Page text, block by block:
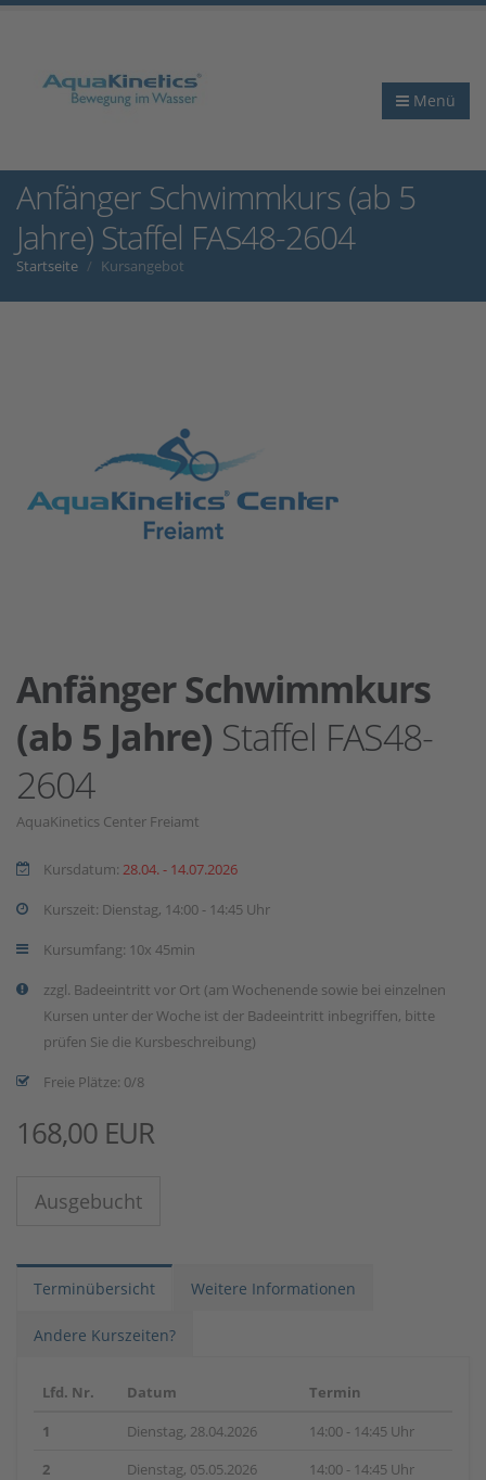
Menü
Anfänger Schwimmkurs (ab 5
Jahre) Staffel FAS48-2604
Startseite Kursangebot
Anfänger Schwimmkurs
(ab 5 Jahre) Staffel FAS48-
2604
AquaKinetics Center Freiamt
Kursdatum: 28.04. - 14.07.2026
Kurszeit: Dienstag, 14:00 - 14:45 Uhr
Kursumfang: 10x 45min
zzgl. Badeeintritt vor Ort (am Wochenende sowie bei einzelnen
Kursen unter der Woche ist der Badeeintritt inbegriffen, bitte
prüfen Sie die Kursbeschreibung)
Freie Plätze: 0/8
168,00 EUR
Ausgebucht
Terminübersicht Weitere Informationen
Andere Kurszeiten?
Lfd. Nr. Datum
Termin
1
Dienstag, 28.04.2026
14:00 - 14:45 Uhr
2
Dienstag, 05.05.2026
14:00 - 14:45 Uhr